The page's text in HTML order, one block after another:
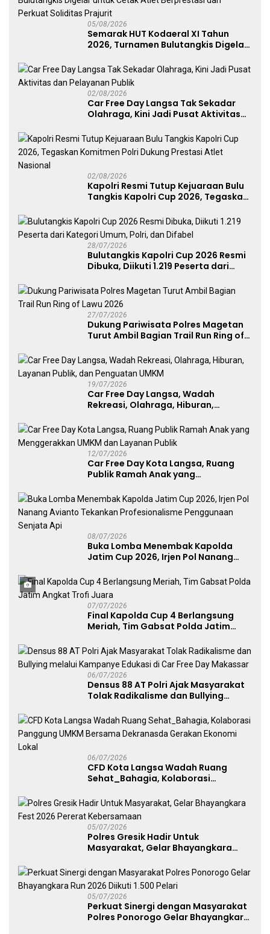
05/08/2026
Semarak HUT Kodaeral XI Tahun
2026, Turnamen Bulutangkis Digelar
Perkuat Soliditas Prajurit
02/08/2026
Car Free Day Langsa Tak Sekadar
Olahraga, Kini Jadi Pusat Aktivitas
02/08/2026
Kapolri Resmi Tutup Kejuaraan Bulu
Tangkis Kapolri Cup 2026, Tegaskan
Atlet Nasional
28/07/2026
Bulutangkis Kapolri Cup 2026 Resmi
Dibuka, Diikuti 1.219 Peserta dari
27/07/2026
Dukung Pariwisata Polres Magetan
Turut Ambil Bagian Trail Run Ring of
19/07/2026
Car Free Day Langsa, Wadah
Rekreasi, Olahraga, Hiburan,
UMKM
12/07/2026
Car Free Day Kota Langsa, Ruang
Publik Ramah Anak yang
Publik
08/07/2026
Buka Lomba Menembak Kapolda
Jatim Cup 2026, Irjen Pol Nanang
Penggunaan Senjata Api
07/07/2026
Final Kapolda Cup 4 Berlangsung
Meriah, Tim Gabsat Polda Jatim
06/07/2026
Densus 88 AT Polri Ajak Masyarakat
Tolak Radikalisme dan Bullying
Free Day Makassar
06/07/2026
CFD Kota Langsa Wadah Ruang
Sehat_Bahagia, Kolaborasi
Dekranasda Gerakan Ekonomi Lokal
05/07/2026
Polres Gresik Hadir Untuk
Masyarakat, Gelar Bhayangkara
05/07/2026
Perkuat Sinergi dengan Masyarakat
Polres Ponorogo Gelar Bhayangkara